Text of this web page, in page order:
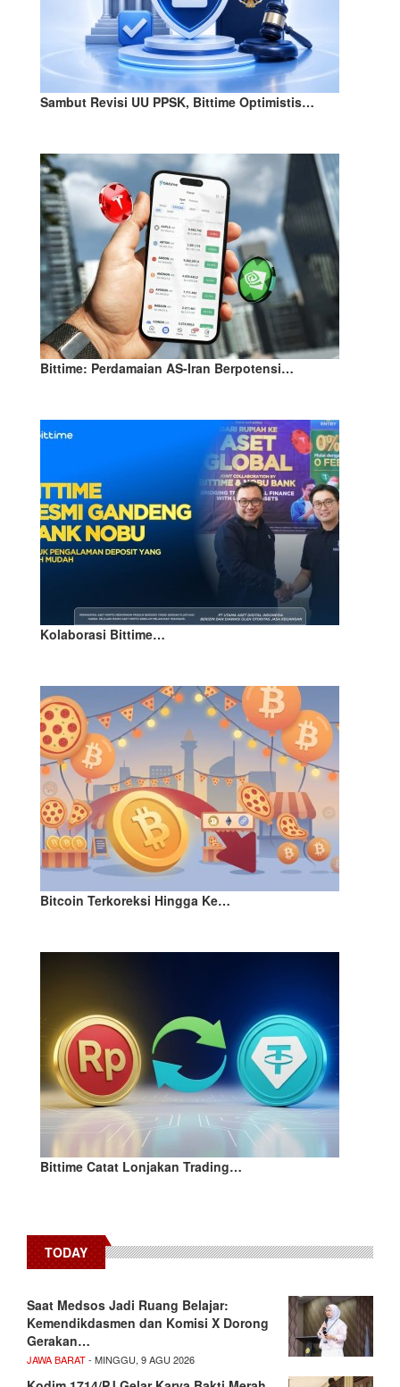
Sambut Revisi UU PPSK, Bittime Optimistis…
Bittime: Perdamaian AS-Iran Berpotensi…
Kolaborasi Bittime…
Bitcoin Terkoreksi Hingga Ke…
Bittime Catat Lonjakan Trading…
TODAY
Saat Medsos Jadi Ruang Belajar:
Kemendikdasmen dan Komisi X Dorong
Gerakan…
JAWA BARAT- MINGGU, 9 AGU 2026